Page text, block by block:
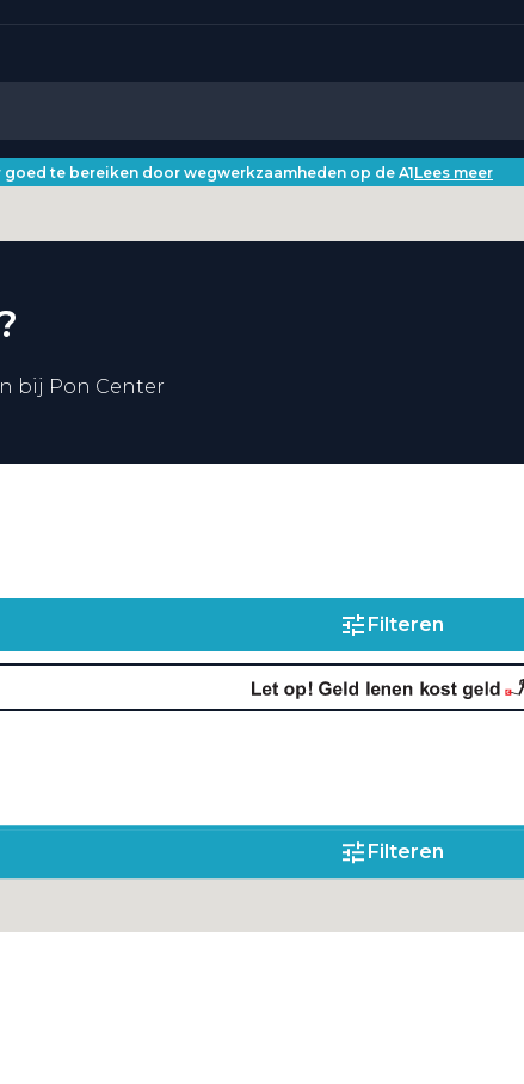
te bereiken door wegwerkzaamheden op de A1Lees meer
bij Pon Center
Filteren
Filteren